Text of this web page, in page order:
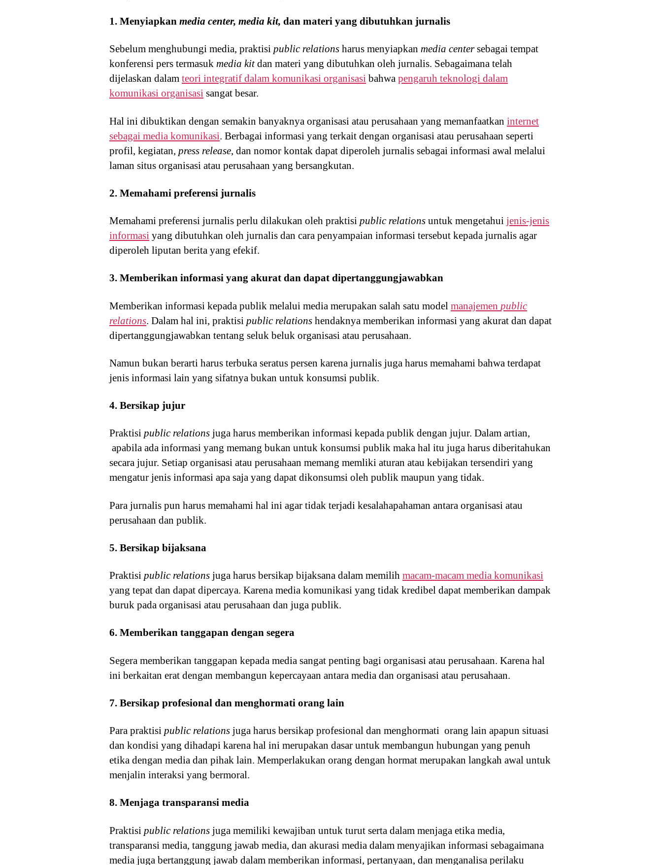
1. Menyiapkan media center, media kit, dan materi yang dibutuhkan jurnalis
Sebelum menghubungi media, praktisi public relations harus menyiapkan media centersebagai tempat
konferensi pers termasuk media kitdan materi yang dibutuhkan oleh jurnalis. Sebagaimana telah
dijelaskan dalam teori integratif dalam komunikasi organisasi bahwa pengaruh teknologi dalam
komunikasi organisasi sangat besar.
Hal ini dibuktikan dengan semakin banyaknya organisasi atau perusahaan yang memanfaatkan internet
sebagai media komunikasi. Berbagai informasi yang terkait dengan organisasi atau perusahaan seperti
profil, kegiatan, press release, dan nomor kontak dapat diperoleh jurnalis sebagai informasi awal melalui
laman situs organisasi atau perusahaan yang bersangkutan.
2. Memahami preferensi jurnalis
Memahami preferensi jurnalis perlu dilakukan oleh praktisi public relations untuk mengetahui jenis-jenis
informasi yang dibutuhkan oleh jurnalis dan cara penyampaian informasi tersebut kepada jurnalis agar
diperoleh liputan berita yang efekif.
3. Memberikan informasi yang akurat dan dapat dipertanggungjawabkan
Memberikan informasi kepada publik melalui media merupakan salah satu model manajemen public
relations. Dalam hal ini, praktisi public relations hendaknya memberikan informasi yang akurat dan dapat
dipertanggungjawabkan tentang seluk beluk organisasi atau perusahaan.
Namun bukan berarti harus terbuka seratus persen karena jurnalis juga harus memahami bahwa terdapat
jenis informasi lain yang sifatnya bukan untuk konsumsi publik.
4. Bersikap jujur
Praktisi public relations juga harus memberikan informasi kepada publik dengan jujur. Dalam artian,
apabila ada informasi yang memang bukan untuk konsumsi publik maka hal itu juga harus diberitahukan
secara jujur. Setiap organisasi atau perusahaan memang memliki aturan atau kebijakan tersendiri yang
mengatur jenis informasi apa saja yang dapat dikonsumsi oleh publik maupun yang tidak.
Para jurnalis pun harus memahami hal ini agar tidak terjadi kesalahapahaman antara organisasi atau
perusahaan dan publik.
5. Bersikap bijaksana
Praktisi public relations juga harus bersikap bijaksana dalam memilih macam-macam media komunikasi
yang tepat dan dapat dipercaya. Karena media komunikasi yang tidak kredibel dapat memberikan dampak
buruk pada organisasi atau perusahaan dan juga publik.
6. Memberikan tanggapan dengan segera
Segera memberikan tanggapan kepada media sangat penting bagi organisasi atau perusahaan. Karena hal
ini berkaitan erat dengan membangun kepercayaan antara media dan organisasi atau perusahaan.
7. Bersikap profesional dan menghormati orang lain
Para praktisi public relations juga harus bersikap profesional dan menghormati orang lain apapun situasi
dan kondisi yang dihadapi karena hal ini merupakan dasar untuk membangun hubungan yang penuh
etika dengan media dan pihak lain. Memperlakukan orang dengan hormat merupakan langkah awal untuk
menjalin interaksi yang bermoral.
8. Menjaga transparansi media
Praktisi public relations juga memiliki kewajiban untuk turut serta dalam menjaga etika media,
transparansi media, tanggung jawab media, dan akurasi media dalam menyajikan informasi sebagaimana
media juga bertanggung jawab dalam memberikan informasi, pertanyaan, dan menganalisa perilaku